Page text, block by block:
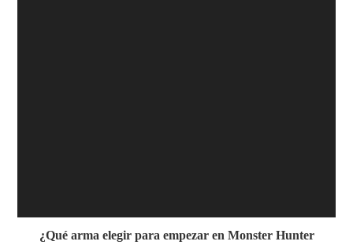
¿Qué arma elegir para empezar en Monster Hunter